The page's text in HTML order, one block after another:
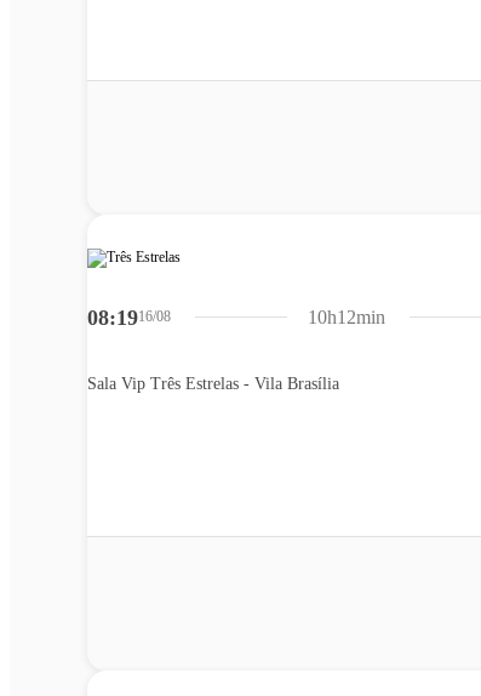
08:1916/08
Sala Vip Três Estrelas - Vila Brasília
10h12min